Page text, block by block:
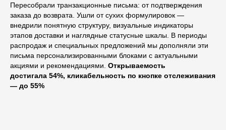
Пересобрали транзакционные письма: от подтверждения
заказа до возврата. Ушли от сухих формулировок —
внедрили понятную структуру, визуальные индикаторы
этапов доставки и наглядные статусные шкалы. В периоды
распродаж и специальных предложений мы дополняли эти
письма персонализированными блоками с актуальными
акциями и рекомендациями. Открываемость
достигала 54%, кликабельность по кнопке отслеживания
— до 55%